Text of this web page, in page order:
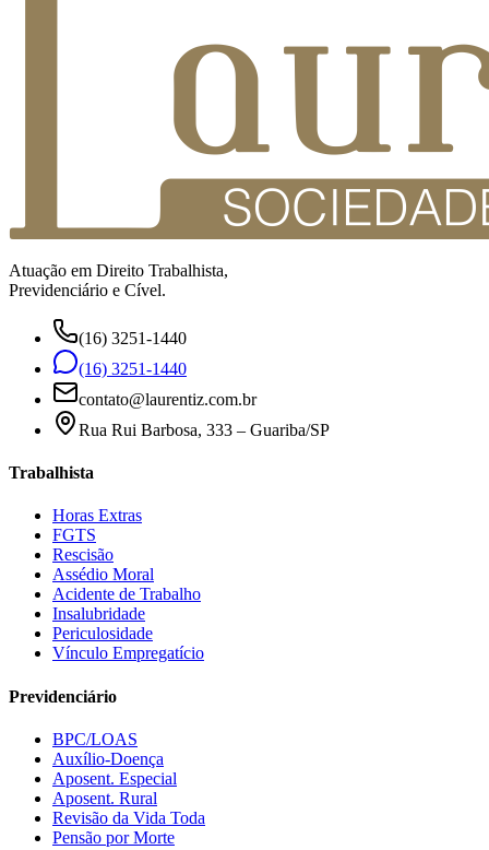
Atuação em Direito Trabalhista,
Previdenciário e Cível.
(16) 3251-1440
(16) 3251-1440
contato@laurentiz.com.br
Rua Rui Barbosa, 333 – Guariba/SP
Trabalhista
Horas Extras
FGTS
Rescisão
Assédio Moral
Acidente de Trabalho
Insalubridade
Periculosidade
Vínculo Empregatício
Previdenciário
BPC/LOAS
Auxílio-Doença
Aposent. Especial
Aposent. Rural
Revisão da Vida Toda
Pensão por Morte